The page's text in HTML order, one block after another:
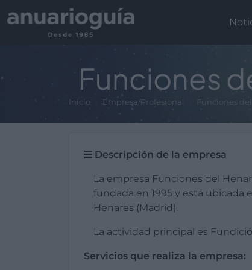
Funciones
Inicio Empresa/Profesional Funciones del
Descripción de la empresa
La empresa Funciones del
fundada en 1995 y está ubicada
Henares (Madrid).
La actividad principal es
Servicios que realiza la empresa: